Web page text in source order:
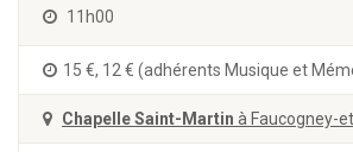
11h00
15 €, 12 € (adhérents Musique et
Chapelle Saint-Martin à Faucogney-